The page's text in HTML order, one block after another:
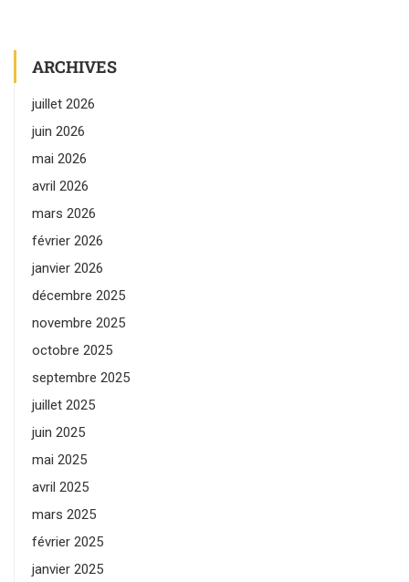
ARCHIVES
juillet 2026
juin 2026
mai 2026
avril 2026
mars 2026
février 2026
janvier 2026
décembre 2025
novembre 2025
octobre 2025
septembre 2025
juillet 2025
juin 2025
mai 2025
avril 2025
mars 2025
février 2025
janvier 2025